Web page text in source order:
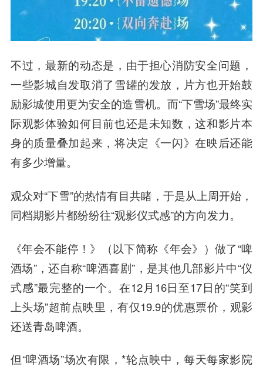
不过，最新的动态是，由于担心消防安全问题，
一些影城自发取消了雪罐的发放，片方也开始鼓
励影城使用更为安全的造雪机。而“下雪场”最终实
际观影体验如何目前也还是未知数，这和影片本
身的质量叠加起来，将决定《一闪》在映后还能
有多少增量。
观众对“下雪”的热情有目共睹，于是从上周开始，
同档期影片都纷纷往“观影仪式感”的方向发力。
《年会不能停！》（以下简称《年会》）做了“啤
酒场”，还自称“啤酒喜剧”，是其他几部影片中“仪
式感”最完整的一个。在12月16日至17日的“笑到
上头场”超前点映里，有仅19.9的优惠票价，观影
还送青岛啤酒。
但“啤酒场”场次有限，*轮点映中，每天每家影院